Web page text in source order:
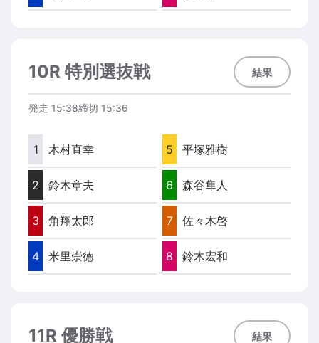
10R 特別選抜戦 結果
発走 15:38締切 15:36
1 木村直幸
2 鈴木章夫
3 角翔太郎
4 米里崇徳
5 平塚雅樹
6 森谷隼人
7 佐々木啓
8 鈴木宏和
11R 優勝戦 結果